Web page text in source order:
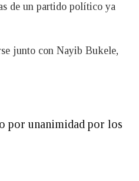
de un partido político ya
junto con Nayib Bukele,
por unanimidad por los